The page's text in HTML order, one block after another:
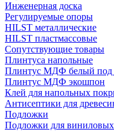
Инженерная доска
Регулируемые опоры
HILST металлические
HILST пластмассовые
Сопутствующие товары
Плинтуса напольные
Плинтус МДФ белый под
Плинтус МДФ экошпон
Клей для напольных
Антисептики для
Подложки
Подложки для